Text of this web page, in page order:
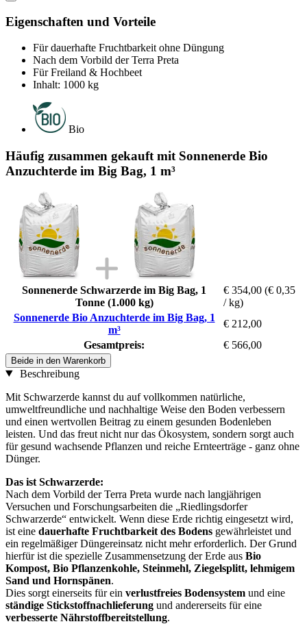
Eigenschaften und Vorteile
Für dauerhafte Fruchtbarkeit ohne Düngung
Nach dem Vorbild der Terra Preta
Für Freiland & Hochbeet
Inhalt: 1000 kg
Bio
Häufig zusammen gekauft mit Sonnenerde Bio
Anzuchterde im Big Bag, 1 m³
Sonnenerde Schwarzerde im Big Bag, 1
Tonne (1.000 kg)
€ 354,00 (€ 0,35
/ kg)
Sonnenerde Bio Anzuchterde im Big Bag, 1
m³
€ 212,00
Gesamtpreis:
€ 566,00
Beide in den Warenkorb
Beschreibung
Mit Schwarzerde kannst du auf vollkommen natürliche,
umweltfreundliche und nachhaltige Weise den Boden verbessern
und einen wertvollen Beitrag zu einem gesunden Bodenleben
leisten. Und das freut nicht nur das Ökosystem, sondern sorgt auch
für gesund wachsende Pflanzen und reiche Ernteerträge - ganz ohne
Dünger.
Das ist Schwarzerde:
Nach dem Vorbild der Terra Preta wurde nach langjährigen
Versuchen und Forschungsarbeiten die „Riedlingsdorfer
Schwarzerde“ entwickelt. Wenn diese Erde richtig eingesetzt wird,
ist eine dauerhafte Fruchtbarkeit des Bodens gewährleistet und
ein regelmäßiger Düngereinsatz nicht mehr erforderlich. Der Grund
hierfür ist die spezielle Zusammensetzung der Erde aus Bio
Kompost, Bio Pflanzenkohle, Steinmehl, Ziegelsplitt, lehmigem
Sand und Hornspänen.
Dies sorgt einerseits für ein verlustfreies Bodensystem und eine
ständige Stickstoffnachlieferung und andererseits für eine
verbesserte Nährstoffbereitstellung.